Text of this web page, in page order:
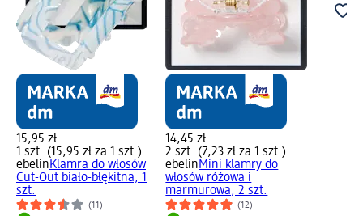
15,95 zł
1 szt. (15,95 zł za 1 szt.)
ebelinKlamra do włosów
Cut-Out biało-błękitna, 1
szt.
(11)
14,45 zł
2 szt. (7,23 zł za 1 szt.)
ebelinMini klamry do
włosów różowa i
marmurowa, 2 szt.
(12)